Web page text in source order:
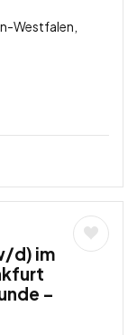
Westfalen,
d) im
–